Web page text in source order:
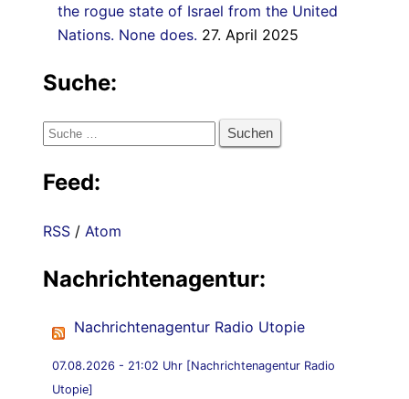
the rogue state of Israel from the United
Nations. None does. 27. April 2025
Suche:
Suche
Feed:
RSS / Atom
Nachrichtenagentur:
Nachrichtenagentur Radio Utopie
07.08.2026 - 21:02 Uhr [Nachrichtenagentur Radio
Utopie]